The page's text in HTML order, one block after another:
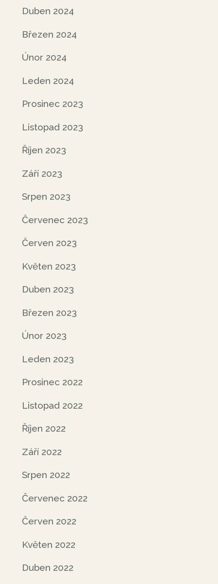
Duben 2024
Březen 2024
Únor 2024
Leden 2024
Prosinec 2023
Listopad 2023
Říjen 2023
Září 2023
Srpen 2023
Červenec 2023
Červen 2023
Květen 2023
Duben 2023
Březen 2023
Únor 2023
Leden 2023
Prosinec 2022
Listopad 2022
Říjen 2022
Září 2022
Srpen 2022
Červenec 2022
Červen 2022
Květen 2022
Duben 2022